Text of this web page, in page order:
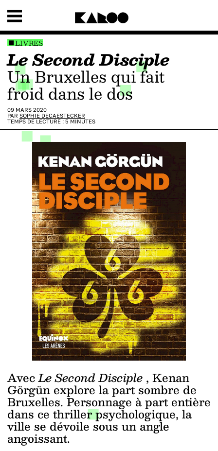
LIVRES
Le Second Disciple
Un Bruxelles qui fait
froid dans le dos
09 MARS 2020
PAR SOPHIE DECAESTECKER
TEMPS DE LECTURE : 5 MINUTES
AvecLe Second Disciple , Kenan
Görgün explore la part sombre de
Bruxelles. Personnage à part entière
dans ce thriller psychologique, la
ville se dévoile sous un angle
angoissant.